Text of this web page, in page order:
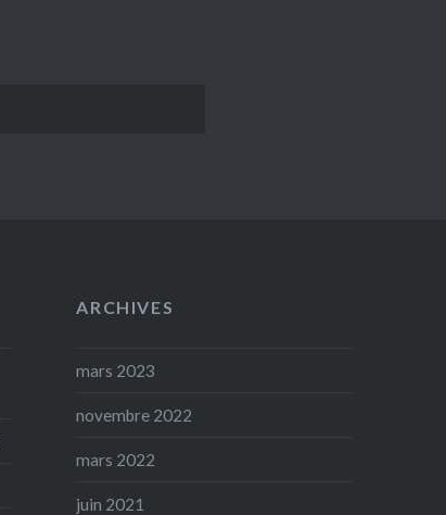
ARCHIVES
mars 2023
novembre 2022
mars 2022
juin 2021